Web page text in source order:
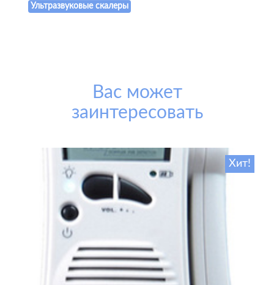
Ультразвуковые скалеры
Вас может
заинтересовать
Хит!